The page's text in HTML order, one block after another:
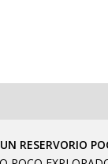
RESERVORIO